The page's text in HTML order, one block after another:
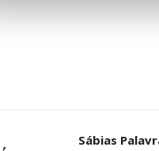
Sábias